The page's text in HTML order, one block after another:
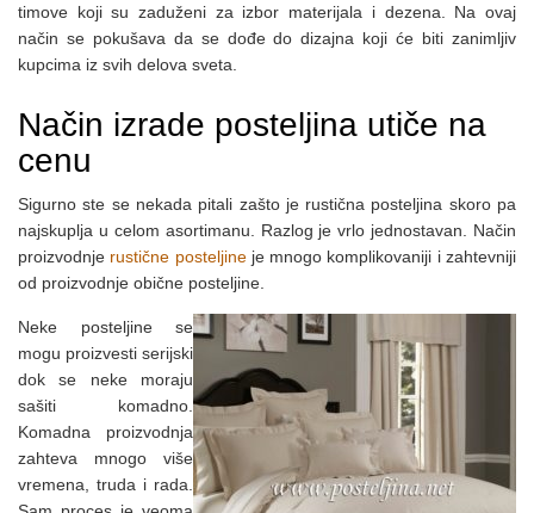
timove koji su zaduženi za izbor materijala i dezena. Na ovaj
način se pokušava da se dođe do dizajna koji će biti zanimljiv
kupcima iz svih delova sveta.
Način izrade posteljina utiče na
cenu
Sigurno ste se nekada pitali zašto je rustična posteljina skoro pa
najskuplja u celom asortimanu. Razlog je vrlo jednostavan. Način
proizvodnje rustične posteljineje mnogo komplikovaniji i zahtevniji
od proizvodnje obične posteljine.
Neke posteljine se
mogu proizvesti serijski
dok se neke moraju
sašiti komadno.
Komadna proizvodnja
zahteva mnogo više
vremena, truda i rada.